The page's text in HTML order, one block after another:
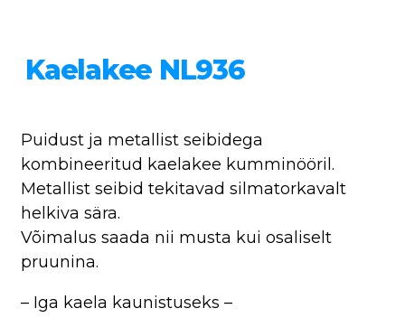
Kaelakee NL936
Puidust ja metallist seibidega
kombineeritud kaelakee kumminööril.
Metallist seibid tekitavad silmatorkavalt
helkiva sära.
Võimalus saada nii musta kui osaliselt
pruunina.
– Iga kaela kaunistuseks –